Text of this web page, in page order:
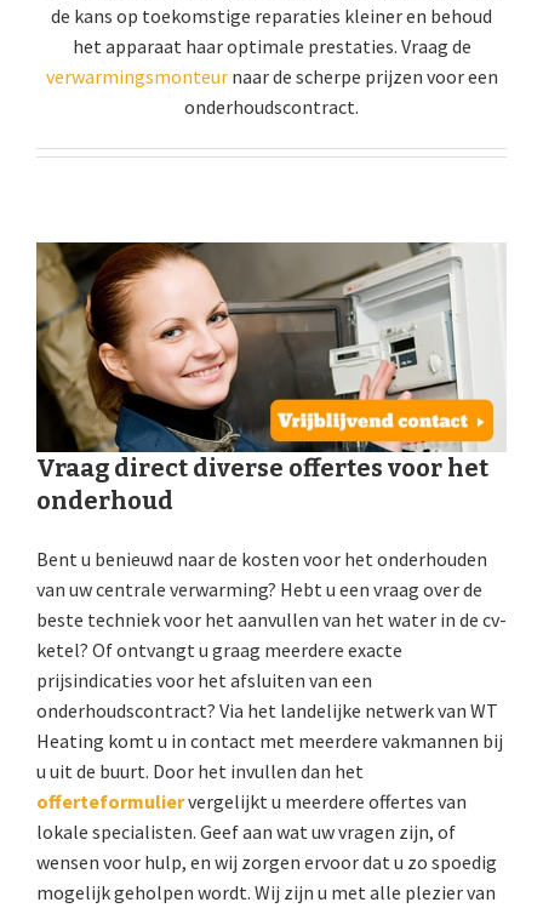
de kans op toekomstige reparaties kleiner en behoud
het apparaat haar optimale prestaties. Vraag de
verwarmingsmonteurnaar de scherpe prijzen voor een
onderhoudscontract.
Vraag direct diverse offertes voor het
onderhoud
Bent u benieuwd naar de kosten voor het onderhouden
van uw centrale verwarming? Hebt u een vraag over de
beste techniek voor het aanvullen van het water in de cv-
ketel? Of ontvangt u graag meerdere exacte
prijsindicaties voor het afsluiten van een
onderhoudscontract? Via het landelijke netwerk van WT
Heating komt u in contact met meerdere vakmannen bij
u uit de buurt. Door het invullen dan het
offerteformuliervergelijkt u meerdere offertes van
lokale specialisten. Geef aan wat uw vragen zijn, of
wensen voor hulp, en wij zorgen ervoor dat u zo spoedig
mogelijk geholpen wordt. Wij zijn u met alle plezier van